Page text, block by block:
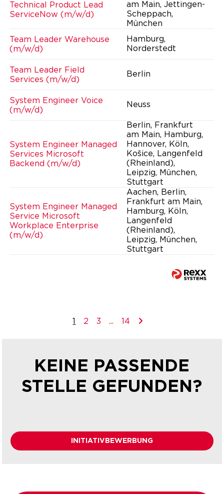
Technical Product Lead
ServiceNow (m/w/d)
am Main, Jettingen-
Scheppach,
München
Team Leader Warehouse
(m/w/d)
Hamburg,
Norderstedt
Team Leader Field
Services (m/w/d)
Berlin
System Engineer Voice
(m/w/d)
Neuss
System Engineer Managed
Services Microsoft
Backend (m/w/d)
Berlin, Frankfurt
am Main, Hamburg,
Hannover, Köln,
Košice, Langenfeld
(Rheinland),
Leipzig, München,
Stuttgart
System Engineer Managed
Service Microsoft
Workplace Enterprise
(m/w/d)
Aachen, Berlin,
Frankfurt am Main,
Hamburg, Köln,
Langenfeld
(Rheinland),
Leipzig, München,
Stuttgart
1 2 3 ... 14
KEINE PASSENDE
STELLE GEFUNDEN?
INITIATIVBEWERBUNG